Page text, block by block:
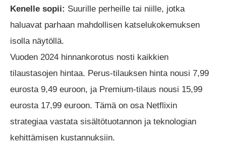
Kenelle sopii: Suurille perheille tai niille, jotka
haluavat parhaan mahdollisen katselukokemuksen
isolla näytöllä.
Vuoden 2024 hinnankorotus nosti kaikkien
tilaustasojen hintaa. Perus-tilauksen hinta nousi 7,99
eurosta 9,49 euroon, ja Premium-tilaus nousi 15,99
eurosta 17,99 euroon. Tämä on osa Netflixin
strategiaa vastata sisältötuotannon ja teknologian
kehittämisen kustannuksiin.